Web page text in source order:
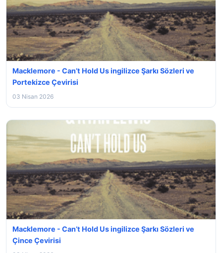
Macklemore - Can’t Hold Us ingilizce Şarkı Sözleri ve
Portekizce Çevirisi
03 Nisan 2026
Macklemore - Can’t Hold Us ingilizce Şarkı Sözleri ve
Çince Çevirisi